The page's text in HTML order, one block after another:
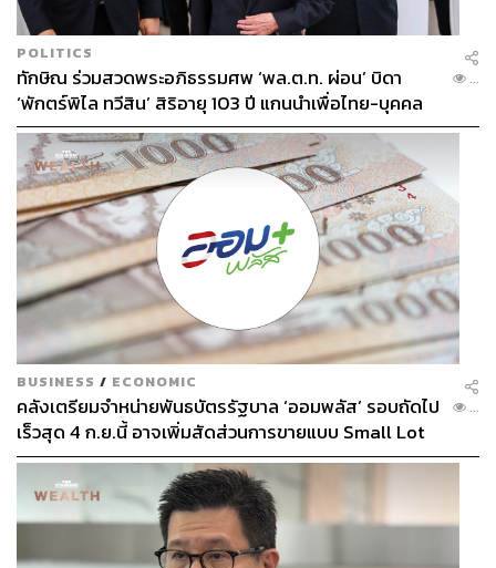
POLITICS
ทักษิณ ร่วมสวดพระอภิธรรมศพ ‘พล.ต.ท. ผ่อน’ บิดา
‘พักตร์พิไล ทวีสิน’ สิริอายุ 103 ปี แกนนำเพื่อไทย-บุคคล
หลากวงการร่วมอาลัย
...
BUSINESS / ECONOMIC
คลังเตรียมจำหน่ายพันธบัตรรัฐบาล ‘ออมพลัส’ รอบถัดไป
เร็วสุด 4 ก.ย.นี้ อาจเพิ่มสัดส่วนการขายแบบ Small Lot
First มากขึ้น
...